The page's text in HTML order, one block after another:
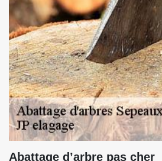
Abattage d’arbre pas cher